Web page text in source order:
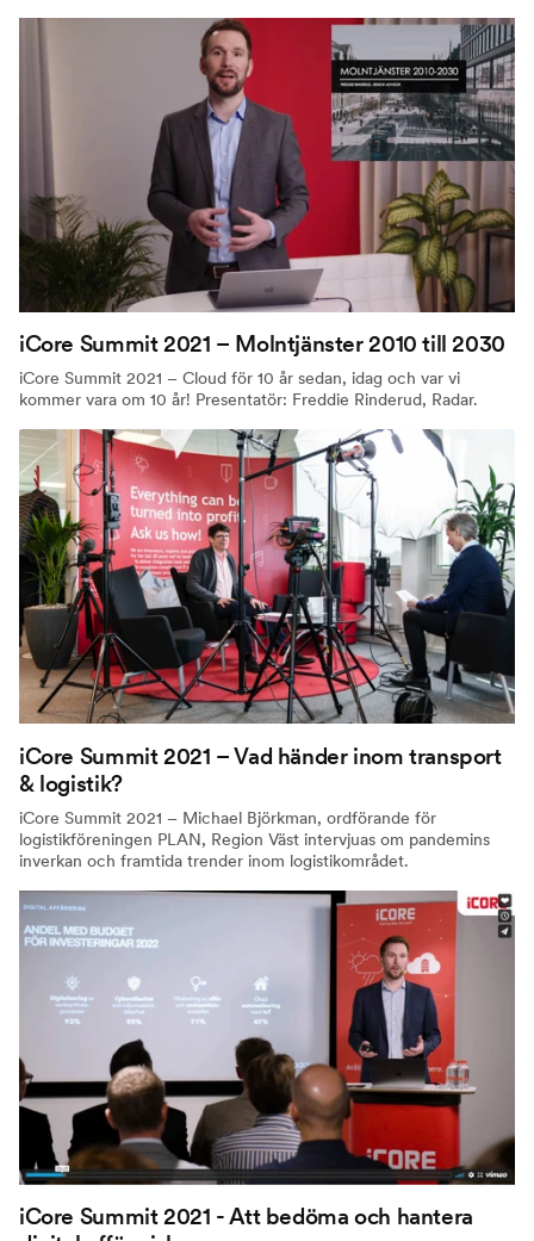
iCore Summit 2021 – Molntjänster 2010 till 2030
iCore Summit 2021 – Cloud för 10 år sedan, idag och var vi
kommer vara om 10 år! Presentatör: Freddie Rinderud, Radar.
iCore Summit 2021 – Vad händer inom transport
& logistik?
iCore Summit 2021 – Michael Björkman, ordförande för
logistikföreningen PLAN, Region Väst intervjuas om pandemins
inverkan och framtida trender inom logistikområdet.
iCore Summit 2021 - Att bedöma och hantera